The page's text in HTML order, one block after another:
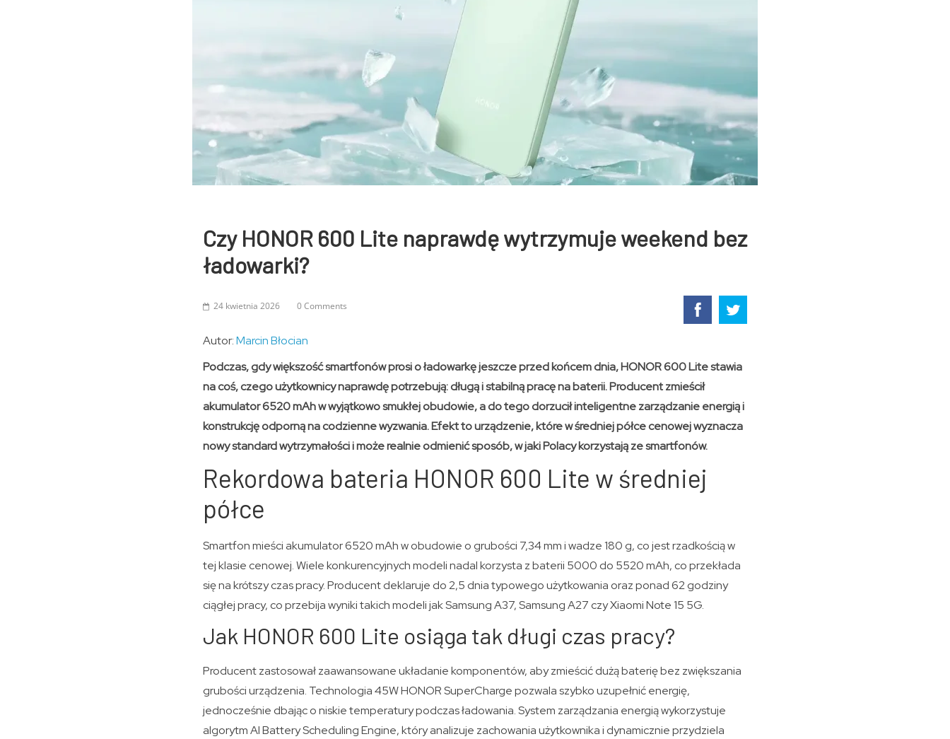
Czy HONOR 600 Lite naprawdę wytrzymuje weekend bez
ładowarki?
24 kwietnia 2026 0 Comments
Autor:Marcin Błocian
Podczas, gdy większość smartfonów prosi o ładowarkę jeszcze przed końcem dnia, HONOR 600 Lite stawia
na coś, czego użytkownicy naprawdę potrzebują: długą i stabilną pracę na baterii. Producent zmieścił
akumulator 6520 mAh w wyjątkowo smukłej obudowie, a do tego dorzucił inteligentne zarządzanie energią i
konstrukcję odporną na codzienne wyzwania. Efekt to urządzenie, które w średniej półce cenowej wyznacza
nowy standard wytrzymałości i może realnie odmienić sposób, w jaki Polacy korzystają ze smartfonów.
Rekordowa bateria HONOR 600 Lite w średniej
półce
Smartfon mieści akumulator 6520 mAh w obudowie o grubości 7,34 mm i wadze 180 g, co jest rzadkością w
tej klasie cenowej. Wiele konkurencyjnych modeli nadal korzysta z baterii 5000 do 5520 mAh, co przekłada
się na krótszy czas pracy. Producent deklaruje do 2,5 dnia typowego użytkowania oraz ponad 62 godziny
ciągłej pracy, co przebija wyniki takich modeli jak Samsung A37, Samsung A27 czy Xiaomi Note 15 5G.
Jak HONOR 600 Lite osiąga tak długi czas pracy?
Producent zastosował zaawansowane układanie komponentów, aby zmieścić dużą baterię bez zwiększania
grubości urządzenia. Technologia 45W HONOR SuperCharge pozwala szybko uzupełnić energię,
jednocześnie dbając o niskie temperatury podczas ładowania. System zarządzania energią wykorzystuje
algorytm AI Battery Scheduling Engine, który analizuje zachowania użytkownika i dynamicznie przydziela